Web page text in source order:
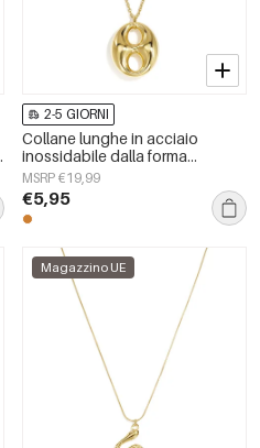
2-5 GIORNI
Collane lunghe in acciaio
inossidabile dalla forma
geometrica, semplici, della serie
Simple, perfette per tutti i giorni.
Gioielli da donna.
MSRP €19,99
€5,95
Magazzino UE